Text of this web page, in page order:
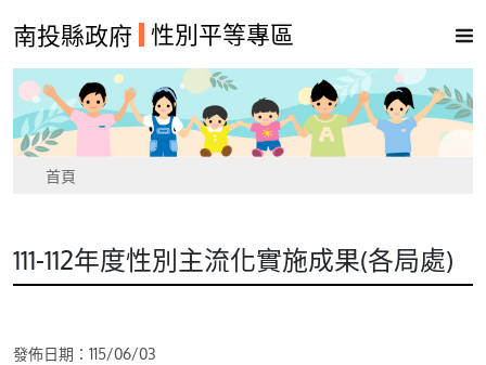
南投縣政府 性別平等專區
首頁
111-112年度性別主流化實施成果(各局處)
發佈日期：115/06/03